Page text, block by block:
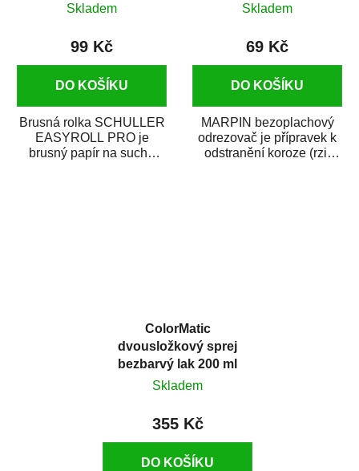
Skladem
99 Kč
DO KOŠÍKU
Brusná rolka SCHULLER
EASYROLL PRO je
brusný papír na suché
Skladem
69 Kč
DO KOŠÍKU
MARPIN bezoplachový
odrezovač je přípravek k
odstranění koroze (rzi)
ColorMatic
dvousložkový sprej
bezbarvý lak 200 ml
Skladem
355 Kč
DO KOŠÍKU